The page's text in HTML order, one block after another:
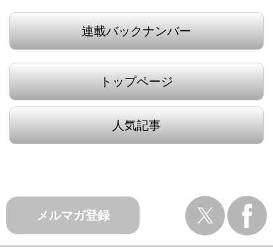
連載バックナンバー
トップページ
人気記事
メルマガ登録